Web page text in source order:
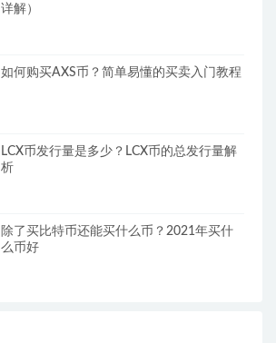
详解）
如何购买AXS币？简单易懂的买卖入门教程
LCX币发行量是多少？LCX币的总发行量解
析
除了买比特币还能买什么币？2021年买什
么币好